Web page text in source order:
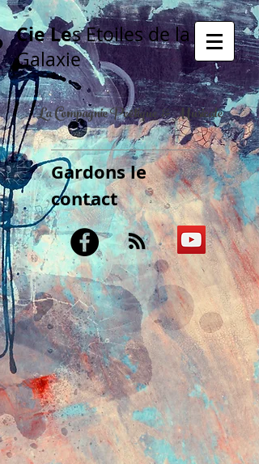
Cie Les Etoiles de la
Galaxie
La Compagnie Poétique & Musicale
Gardons le
contact